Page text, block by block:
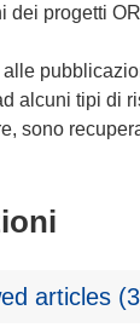
dei progetti
alle
alcuni tipi di
sono
articles